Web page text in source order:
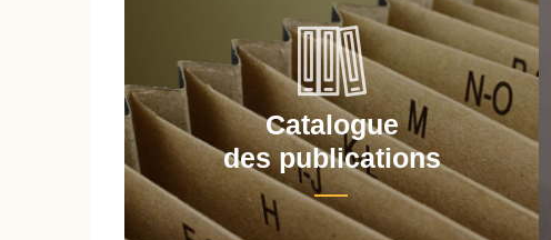
Catalogue
des publications